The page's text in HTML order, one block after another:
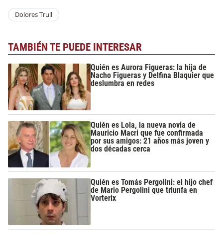
Dolores Trull
TAMBIÉN TE PUEDE INTERESAR
Quién es Aurora Figueras: la hija de
Nacho Figueras y Delfina Blaquier que
deslumbra en redes
Quién es Lola, la nueva novia de
Mauricio Macri que fue confirmada
por sus amigos: 21 años más joven y
dos décadas cerca
Quién es Tomás Pergolini: el hijo chef
de Mario Pergolini que triunfa en
Vorterix